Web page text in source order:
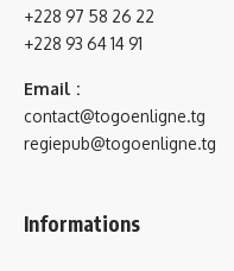
+228 97 58 26 22
+228 93 64 14 91
Email :
contact@togoenligne.tg
regiepub@togoenligne.tg
Informations